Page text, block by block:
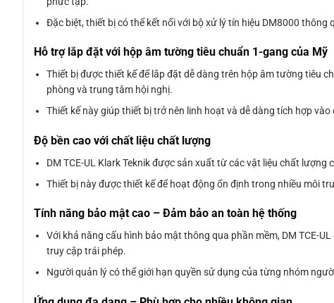
Đặc biệt, thiết bị có thể kết nối với bộ xử lý tín hiệu DM8000
Hỗ trợ lắp đặt với hộp âm tường tiêu chuẩn 1-gang của Mỹ
Thiết bị được thiết kế để lắp đặt dễ dàng trên hộp âm tường tiêu
phòng và trung tâm hội nghị.
Thiết kế này giúp thiết bị trở nên linh hoạt và dễ dàng tích hợp
Độ bền cao với chất liệu chất lượng
DM TCE-UL Klark Teknik được sản xuất từ các vật liệu chất
Thiết bị này được thiết kế để hoạt động ổn định trong nhiều môi
Tính năng bảo mật cao – Đảm bảo an toàn hệ thống
Với khả năng cấu hình bảo mật thông qua phần mềm, DM TCE-
truy cập trái phép.
Người quản lý có thể giới hạn quyền sử dụng của từng nhóm